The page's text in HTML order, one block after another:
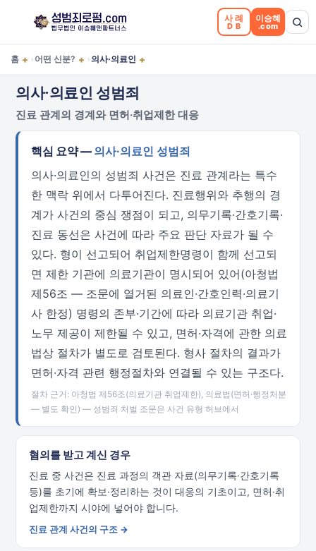
사례
DB
이승혜
.com
홈 + › 어떤 신분? + ›의사·의료인 +
의사·의료인 성범죄
진료 관계의 경계와 면허·취업제한 대응
핵심 요약 — 의사·의료인 성범죄
의사·의료인의 성범죄 사건은 진료 관계라는 특수
한 맥락 위에서 다투어진다. 진료행위와 추행의 경
계가 사건의 중심 쟁점이 되고, 의무기록·간호기록·
진료 동선은 사건에 따라 주요 판단 자료가 될 수
있다. 형이 선고되어 취업제한명령이 함께 선고되
면 제한 기관에 의료기관이 명시되어 있어(아청법
제56조 — 조문에 열거된 의료인·간호인력·의료기
사 한정) 명령의 존부·기간에 따라 의료기관 취업·
노무 제공이 제한될 수 있고, 면허·자격에 관한 의료
법상 절차가 별도로 검토된다. 형사 절차의 결과가
면허·자격 관련 행정절차와 연결될 수 있는 구조다.
절차 근거: 아청법 제56조(의료기관 취업제한), 의료법(면허·행정처분
— 별도 확인) — 성범죄 처벌 조문은 사건 유형 허브에서
혐의를 받고 계신 경우
진료 중 사건은 진료 과정의 객관 자료(의무기록·간호기록
등)를 초기에 확보·정리하는 것이 대응의 기초이고, 면허·취
업제한까지 시야에 넣어야 합니다.
진료 관계 사건의 구조 →